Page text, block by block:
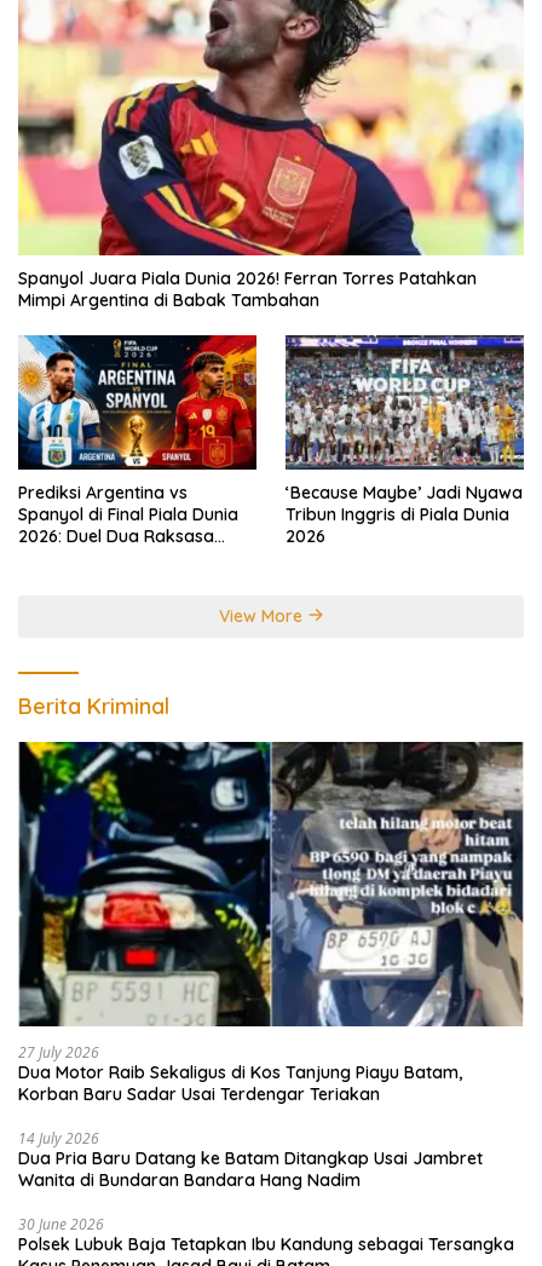
Spanyol Juara Piala Dunia 2026! Ferran Torres Patahkan
Mimpi Argentina di Babak Tambahan
Prediksi Argentina vs
Spanyol di Final Piala Dunia
2026: Duel Dua Raksasa
‘Because Maybe’ Jadi Nyawa
Tribun Inggris di Piala Dunia
2026
View More
Berita Kriminal
27 July 2026
Dua Motor Raib Sekaligus di Kos Tanjung Piayu Batam,
Korban Baru Sadar Usai Terdengar Teriakan
14 July 2026
Dua Pria Baru Datang ke Batam Ditangkap Usai Jambret
Wanita di Bundaran Bandara Hang Nadim
30 June 2026
Polsek Lubuk Baja Tetapkan Ibu Kandung sebagai Tersangka